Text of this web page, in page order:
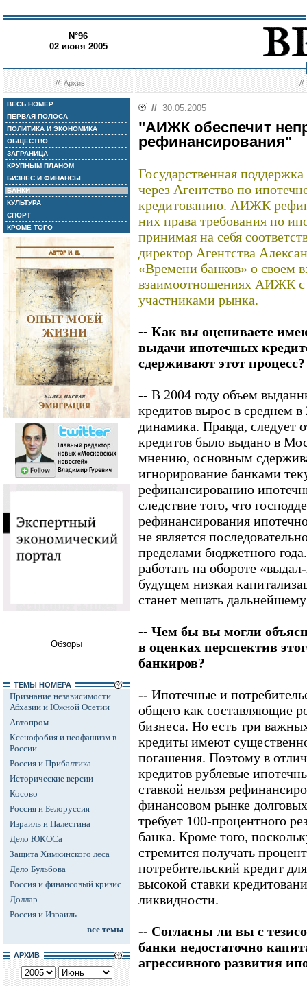
N°96
02 июня 2005
//Архив //
ВЕСЬ НОМЕР
ПЕРВАЯ ПОЛОСА
ПОЛИТИКА И ЭКОНОМИКА
ОБЩЕСТВО
ЗАГРАНИЦА
КРУПНЫМ ПЛАНОМ
БИЗНЕС И ФИНАНСЫ
БАНКИ
КУЛЬТУРА
СПОРТ
КРОМЕ ТОГО
Обзоры
ТЕМЫ НОМЕРА
Признание независимости
Абхазии и Южной Осетии
Автопром
Ксенофобия и неофашизм в
России
Россия и Прибалтика
Исторические версии
Косово
Россия и Белоруссия
Израиль и Палестина
Дело ЮКОСа
Защита Химкинского леса
Дело Бульбова
Россия и финансовый кризис
Доллар
Россия и Израиль
все темы
АРХИВ
// 30.05.2005
"АИЖК обеспечит
рефинансирования"
Государственная
через Агентство по
кредитованию. АИЖК
них права требования по
принимая на себя
директор Агентства
«Времени банков» о своем
взаимоотношениях АИЖК
участниками рынка.
-- Как вы оцениваете
выдачи ипотечных
сдерживают этот процесс?
-- В 2004 году объем
кредитов вырос в среднем
динамика. Правда, следует
кредитов было выдано в
мнению, основным
игнорирование банками
рефинансированию
следствие того, что
рефинансирования
не является
пределами бюджетного
работать на обороте
будущем низкая
станет мешать
-- Чем бы вы могли
в оценках перспектив
банкиров?
-- Ипотечные и
общего как составляющие
бизнеса. Но есть три
кредиты имеют
погашения. Поэтому в
кредитов рублевые
ставкой нельзя
финансовом рынке
требует 100-процентного
банка. Кроме того,
стремится получать
потребительский кредит
высокой ставки
ликвидности.
-- Согласны ли вы с
банки недостаточно
агрессивного развития